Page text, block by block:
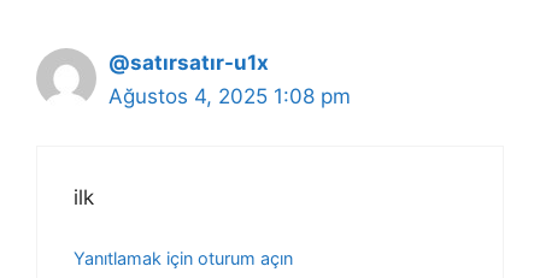
@satırsatır-u1x
Ağustos 4, 2025 1:08 pm
ilk
Yanıtlamak için oturum açın